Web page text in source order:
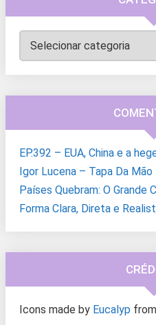
Categorias
EP.392 – EUA, China e a
Igor Lucena – Tapa Da Mão
Países Quebram: O Grande
Forma Clara, Direta e
Icons made by Eucalyp from